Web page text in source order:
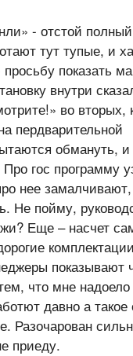
- отстой
тут тупые, и
показать
внутри
во вторых,
пердварительной
обмануть, и
Про гос программу
нее
Не пойму,
Еще – насчет
показывают
что мне
давно а
Разочарован
приеду.